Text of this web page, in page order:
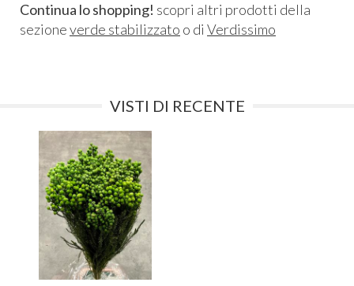
Continua lo shopping! scopri altri prodotti della
sezioneverde stabilizzato o di Verdissimo
VISTI DI RECENTE